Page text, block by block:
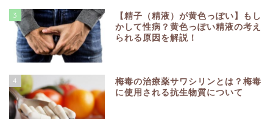
3
【精子（精液）が黄色っぽい】もし
かして性病？黄色っぽい精液の考え
られる原因を解説！
4
梅毒の治療薬サワシリンとは？梅毒
に使用される抗生物質について